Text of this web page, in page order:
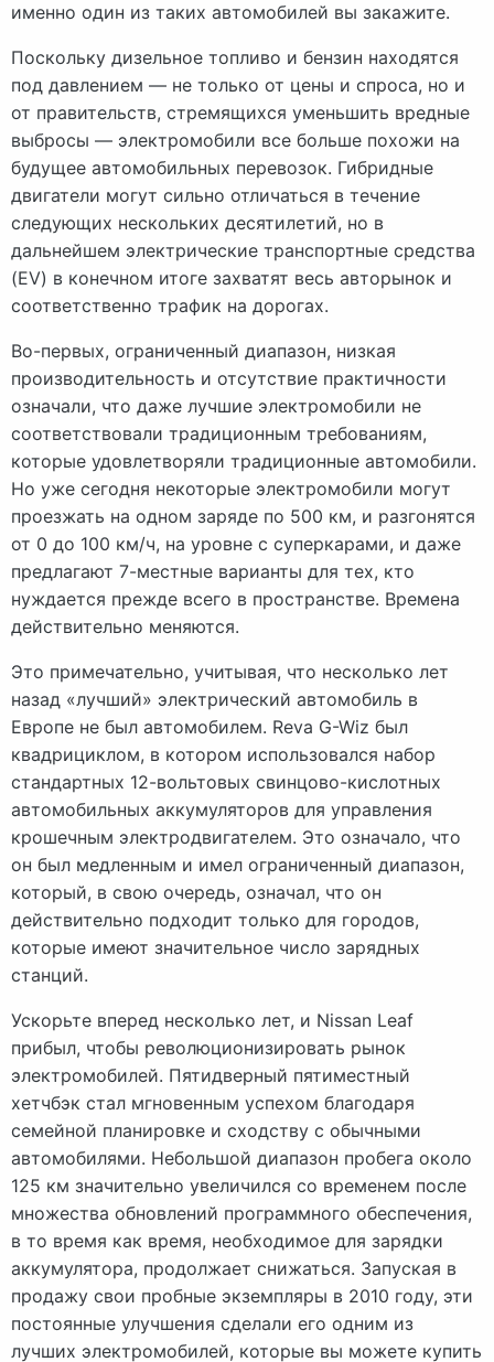
именно один из таких автомобилей вы закажите.
Поскольку дизельное топливо и бензин находятся
под давлением — не только от цены и спроса, но и
от правительств, стремящихся уменьшить вредные
выбросы — электромобили все больше похожи на
будущее автомобильных перевозок. Гибридные
двигатели могут сильно отличаться в течение
следующих нескольких десятилетий, но в
дальнейшем электрические транспортные средства
(EV) в конечном итоге захватят весь авторынок и
соответственно трафик на дорогах.
Во-первых, ограниченный диапазон, низкая
производительность и отсутствие практичности
означали, что даже лучшие электромобили не
соответствовали традиционным требованиям,
которые удовлетворяли традиционные автомобили.
Но уже сегодня некоторые электромобили могут
проезжать на одном заряде по 500 км, и разгонятся
от 0 до 100 км/ч, на уровне с суперкарами, и даже
предлагают 7-местные варианты для тех, кто
нуждается прежде всего в пространстве. Времена
действительно меняются.
Это примечательно, учитывая, что несколько лет
назад «лучший» электрический автомобиль в
Европе не был автомобилем. Reva G-Wiz был
квадрициклом, в котором использовался набор
стандартных 12-вольтовых свинцово-кислотных
автомобильных аккумуляторов для управления
крошечным электродвигателем. Это означало, что
он был медленным и имел ограниченный диапазон,
который, в свою очередь, означал, что он
действительно подходит только для городов,
которые имеют значительное число зарядных
станций.
Ускорьте вперед несколько лет, и Nissan Leaf
прибыл, чтобы революционизировать рынок
электромобилей. Пятидверный пятиместный
хетчбэк стал мгновенным успехом благодаря
семейной планировке и сходству с обычными
автомобилями. Небольшой диапазон пробега около
125 км значительно увеличился со временем после
множества обновлений программного обеспечения,
в то время как время, необходимое для зарядки
аккумулятора, продолжает снижаться. Запуская в
продажу свои пробные экземпляры в 2010 году, эти
постоянные улучшения сделали его одним из
лучших электромобилей, которые вы можете купить